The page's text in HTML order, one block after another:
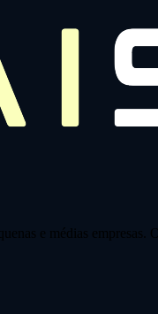
e médias empresas.